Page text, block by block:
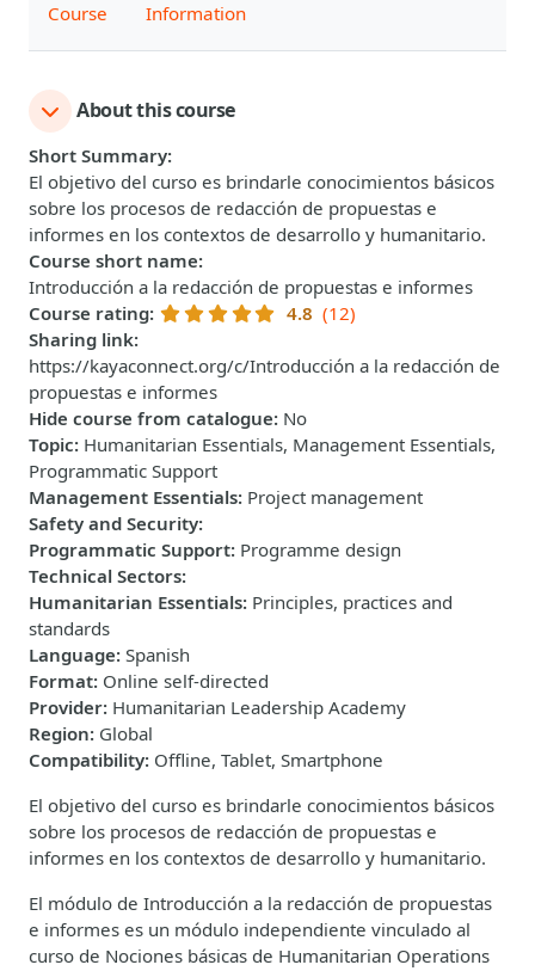
Course Information
About this course
Short Summary:
El objetivo del curso es brindarle conocimientos básicos
sobre los procesos de redacción de propuestas e
informes en los contextos de desarrollo y humanitario.
Course short name:
Introducción a la redacción de propuestas e informes
Course rating: 4.8 (12)
Sharing link:
https://kayaconnect.org/c/Introducción a la redacción de
propuestas e informes
Hide course from catalogue: No
Topic: Humanitarian Essentials, Management Essentials,
Programmatic Support
Management Essentials: Project management
Safety and Security:
Programmatic Support: Programme design
Technical Sectors:
Humanitarian Essentials: Principles, practices and
standards
Language: Spanish
Format: Online self-directed
Provider: Humanitarian Leadership Academy
Region: Global
Compatibility: Offline, Tablet, Smartphone
El objetivo del curso es brindarle conocimientos básicos
sobre los procesos de redacción de propuestas e
informes en los contextos de desarrollo y humanitario.
El módulo de Introducción a la redacción de propuestas
e informes es un módulo independiente vinculado al
curso de Nociones básicas de Humanitarian Operations